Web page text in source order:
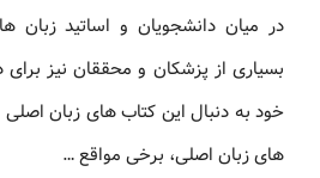
در میان دانشجویان و اساتید زبان
بسیاری از پزشکان و محققان نیز برای
خود به دنبال این کتاب های زبان
های زبان اصلی، برخی مواقع …